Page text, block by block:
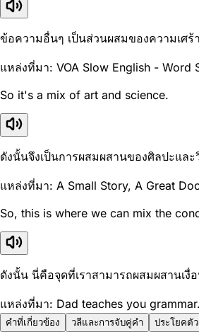
ข้อความอื่นๆ เป็นส่วนผสมของความเศ
แหล่งที่มา: VOA Slow English - Word
So it's a mix of art and science.
ดังนั้นจึงเป็นการผสมผสานของศิลปะและ
แหล่งที่มา: A Small Story, A Great
So, this is where we can mix the
ดังนั้น นี่คือจุดที่เราสามารถผสมผสานเงื่
แหล่งที่มา: Dad teaches you grammar.
คำที่เกี่ยวข้อง วลีและการจับคู่คำ ประโยคตั